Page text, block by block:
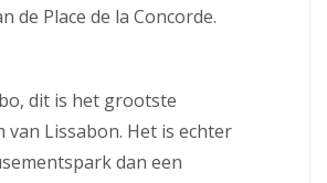
de Place de la Concorde.
dit is het grootste
van Lissabon. Het is echter
dan een